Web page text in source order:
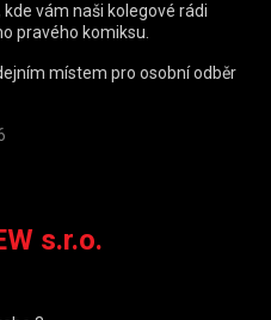
vám naši kolegové rádi
pravého komiksu.
místem pro osobní odběr
s.r.o.